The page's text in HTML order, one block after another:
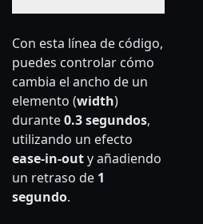
Con esta línea de código,
puedes controlar cómo
cambia el ancho de un
elemento (width)
durante0.3 segundos,
utilizando un efecto
ease-in-outy añadiendo
un retraso de 1
segundo.